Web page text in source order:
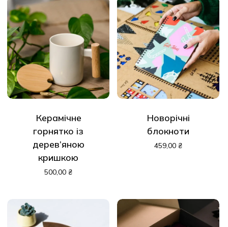
Керамічне
горнятко із
дерев’яною
кришкою
500,00 ₴
Новорічні
блокноти
459,00 ₴